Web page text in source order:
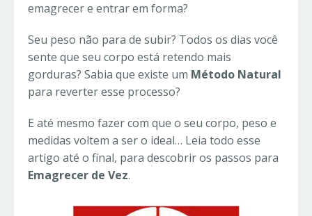
emagrecer e entrar em forma?
Seu peso não para de subir? Todos os dias você
sente que seu corpo está retendo mais
gorduras? Sabia que existe um Método Natural
para reverter esse processo?
E até mesmo fazer com que o seu corpo, peso e
medidas voltem a ser o ideal… Leia todo esse
artigo até o final, para descobrir os passos para
Emagrecer de Vez.